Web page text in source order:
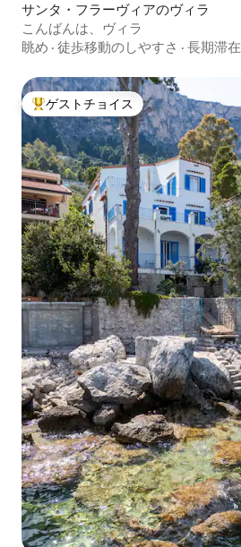
サンタ・フラーヴィアのヴィラ
こんばんは、ヴィラ
眺め · 徒歩移動のしやすさ · 長期滞在
大好評のゲストチョイスです。
ゲストチョイス